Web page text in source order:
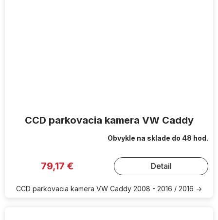
CCD parkovacia kamera VW Caddy
Obvykle na sklade do 48 hod.
79,17 € Detail
CCD parkovacia kamera VW Caddy 2008 - 2016 / 2016 ->